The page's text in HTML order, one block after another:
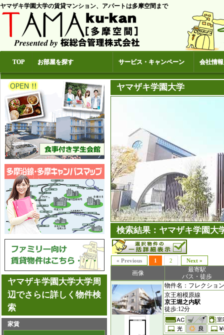
ヤマザキ学園大学の賃貸マンション、アパートは多摩空間まで
TOP お部屋を探す サービス・キャンペーン 会社情報
ヤマザキ学園大学
検索結果：ヤマザキ学園大
« Previous 1 2 Next »
画像
最寄駅
バス・徒歩
物件名：フレクショ
京王相模原線
京王堀之内駅
徒歩:12分
ヤマザキ学園大学大学周
辺でさらに詳しく物件検
索
家賃